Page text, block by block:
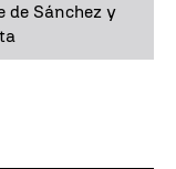
de Sánchez y